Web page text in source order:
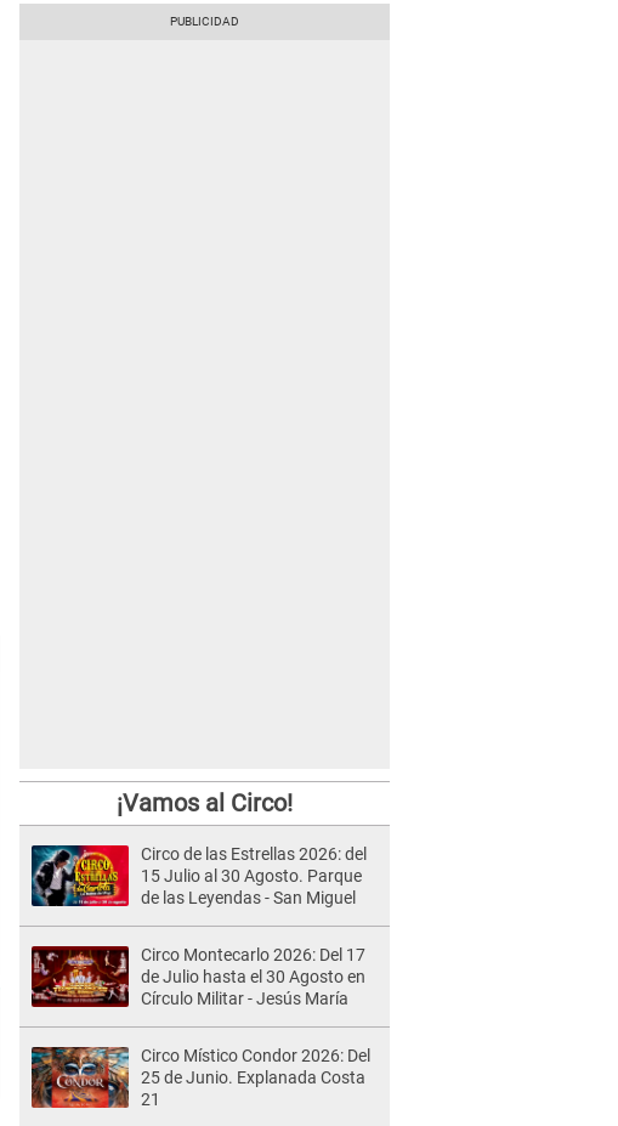
¡Vamos al Circo!
Circo de las Estrellas 2026: del
15 Julio al 30 Agosto. Parque
de las Leyendas - San Miguel
Circo Montecarlo 2026: Del 17
de Julio hasta el 30 Agosto en
Círculo Militar - Jesús María
Circo Místico Condor 2026: Del
25 de Junio. Explanada Costa
21